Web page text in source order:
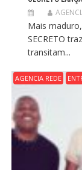
Mais
SECRETO
transitam...
AGENCIA REDE